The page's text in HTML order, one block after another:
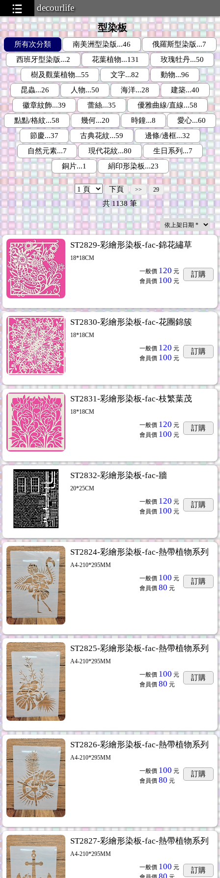
decourlife
型染板
所有次分類 南美洲型染版...46
俄羅斯型染版...7
西班牙型染版...2
花葉植物...131
玫瑰牡丹...50
樹及觀葉植物...55
文字...82
動物...96
昆蟲...26
人物...50 海洋...28
建築...40
徽章紋飾...39
蕾絲...35
優雅曲線/直線...58
點點/格紋...58
幾何...20 時鐘...8
愛心...60
節慶...37
古典花紋...59
邊條/邊框...32
自然元素...7
現代花紋...80
生日系列...7
銅片...1
絹印形染板...23
下頁 >> 29
共 1138 筆
ST2829-彩繪形染板-fac-錦花繡草
18*18CM
一般價 120 元
會員價 100 元
訂購
ST2830-彩繪形染板-fac-花團錦簇
18*18CM
一般價 120 元
會員價 100 元
訂購
ST2831-彩繪形染板-fac-枝繁葉茂
18*18CM
一般價 120 元
會員價 100 元
訂購
ST2832-彩繪形染板-fac-牆
20*25CM
一般價 120 元
會員價 100 元
訂購
ST2824-彩繪形染板-fac-熱帶植物系列
A4-210*295MM
一般價 100 元
會員價 80 元
訂購
ST2825-彩繪形染板-fac-熱帶植物系列
A4-210*295MM
一般價 100 元
會員價 80 元
訂購
ST2826-彩繪形染板-fac-熱帶植物系列
A4-210*295MM
一般價 100 元
會員價 80 元
訂購
ST2827-彩繪形染板-fac-熱帶植物系列
A4-210*295MM
一般價 100 元
訂購